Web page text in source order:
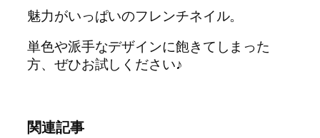
魅力がいっぱいのフレンチネイル。
単色や派手なデザインに飽きてしまった
方、ぜひお試しください♪
関連記事